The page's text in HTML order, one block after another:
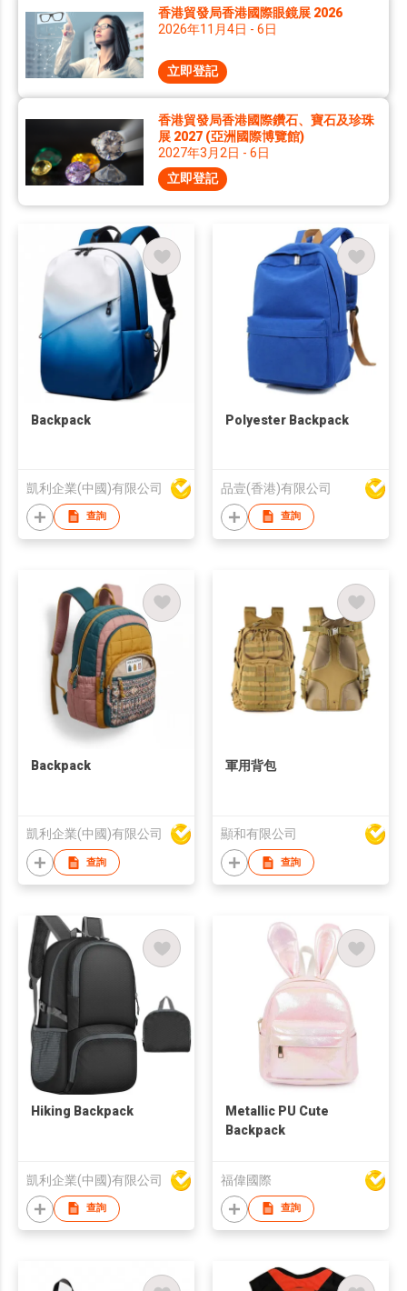
香港貿發局香港國際眼鏡展 2026
2026年11月4日 - 6日
立即登記
香港貿發局香港國際鑽石、寶石及珍珠
展 2027 (亞洲國際博覽館)
2027年3月2日 - 6日
立即登記
Backpack
凱利企業(中國)有限公司
查詢
Polyester Backpack
品壹(香港)有限公司
查詢
Backpack
凱利企業(中國)有限公司
查詢
軍用背包
顯和有限公司
查詢
Hiking Backpack
凱利企業(中國)有限公司
查詢
Metallic PU Cute
Backpack
福偉國際
查詢